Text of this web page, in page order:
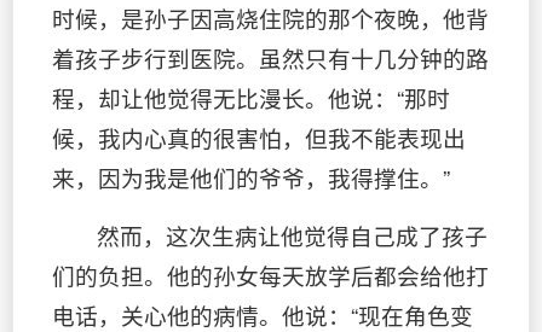
时候，是孙子因高烧住院的那个夜晚，他背
着孩子步行到医院。虽然只有十几分钟的路
程，却让他觉得无比漫长。他说：“那时
候，我内心真的很害怕，但我不能表现出
来，因为我是他们的爷爷，我得撑住。”
然而，这次生病让他觉得自己成了孩子
们的负担。他的孙女每天放学后都会给他打
电话，关心他的病情。他说：“现在角色变